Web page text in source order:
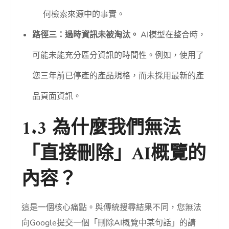
何檢索來源中的事實。
路徑三：過時資訊未被淘汰。 AI模型在整合時，
可能未能充分區分資訊的時間性。例如，使用了
您三年前已停產的產品規格，而未採用最新的產
品頁面資訊。
1.3 為什麼我們無法
「直接刪除」AI概覽的
內容？
這是一個核心痛點。與傳統搜尋結果不同，您無法
向Google提交一個「刪除AI概覽中某句話」的請